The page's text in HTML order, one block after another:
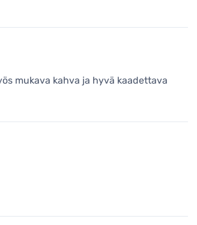
mukava kahva ja hyvä kaadettava